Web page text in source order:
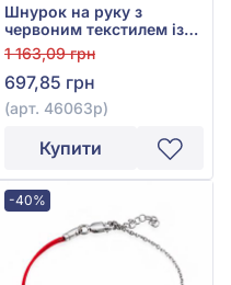
Шнурок на руку з
червоним текстилем із
срібла 925°, арт. 46063р
1 163,09 грн
697,85 грн
(арт. 46063р)
Купити
-40%